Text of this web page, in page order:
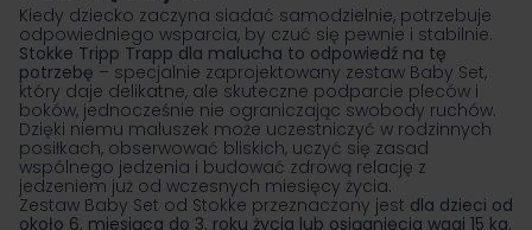
Kiedy dziecko zaczyna siadać samodzielnie, potrzebuje
odpowiedniego wsparcia, by czuć się pewnie i stabilnie.
Stokke Tripp Trapp dla malucha to odpowiedź na tę
potrzebę – specjalnie zaprojektowany zestaw Baby Set,
który daje delikatne, ale skuteczne podparcie pleców i
boków, jednocześnie nie ograniczając swobody ruchów.
Dzięki niemu maluszek może uczestniczyć w rodzinnych
posiłkach, obserwować bliskich, uczyć się zasad
wspólnego jedzenia i budować zdrową relację z
jedzeniem już od wczesnych miesięcy życia.
Zestaw Baby Set od Stokke przeznaczony jest dla dzieci od
około 6. miesiąca do 3. roku życia lub osiągnięcia wagi 15 kg.